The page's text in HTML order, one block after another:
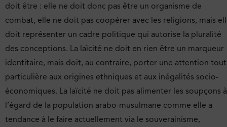
doit être : elle ne doit donc pas être un organisme de
combat, elle ne doit pas coopérer avec les religions, mais
doit représenter un cadre politique qui autorise la pluralité
des conceptions. La laïcité ne doit en rien être un marqueur
identitaire, mais doit, au contraire, porter une attention
particulière aux origines ethniques et aux inégalités socio-
économiques. La laïcité ne doit pas alimenter les soupçons à
l’égard de la population arabo-musulmane comme elle a
tendance à le faire actuellement via le souverainisme,